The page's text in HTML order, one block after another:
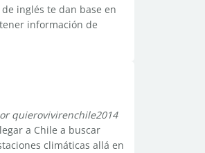
inglés te dan base en
información de
quierovivirenchile2014
a Chile a buscar
climáticas allá en